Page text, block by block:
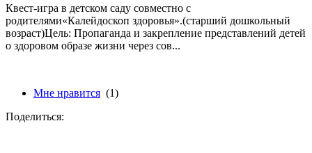
Квест-игра в детском саду совместно с
родителями«Калейдоскоп здоровья».(старший дошкольный
возраст)Цель: Пропаганда и закрепление представлений детей
о здоровом образе жизни через сов...
Мне нравится (1)
Поделиться: